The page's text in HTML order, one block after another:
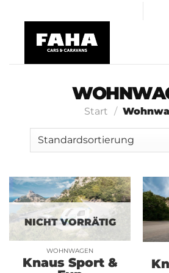
content
Start /
NICHT VORRÄTIG
WOHNWAGEN
Knaus Sport &